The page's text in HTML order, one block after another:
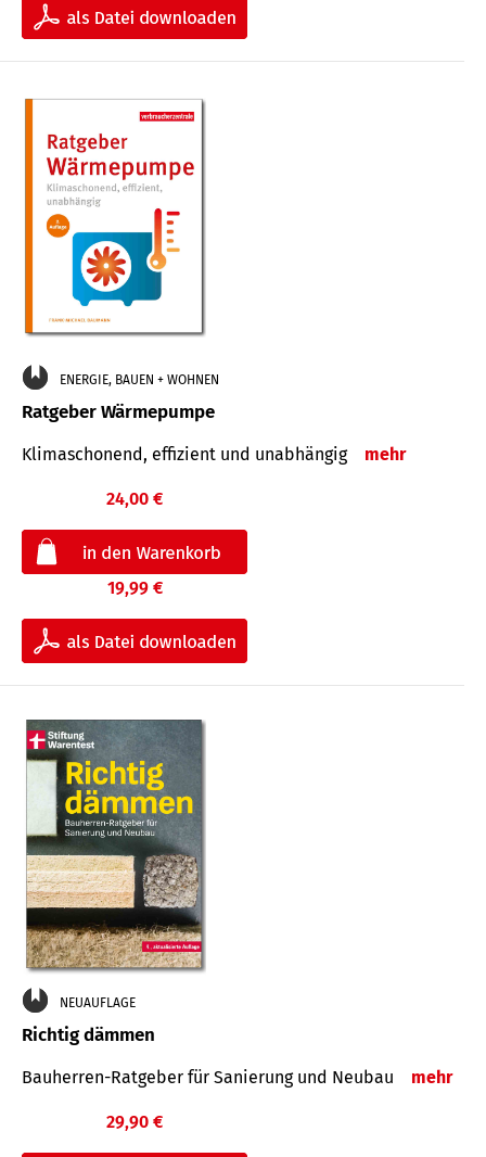
ENERGIE, BAUEN + WOHNEN
Ratgeber Wärmepumpe
Klimaschonend, effizient und unabhängig mehr
24,00 €
19,99 €
NEUAUFLAGE
Richtig dämmen
Bauherren-Ratgeber für Sanierung und Neubau mehr
29,90 €